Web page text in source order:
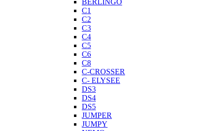
C1
C2
C3
C4
C5
C6
C8
C-CROSSER
C- ELYSEE
DS3
DS4
DS5
JUMPER
JUMPY